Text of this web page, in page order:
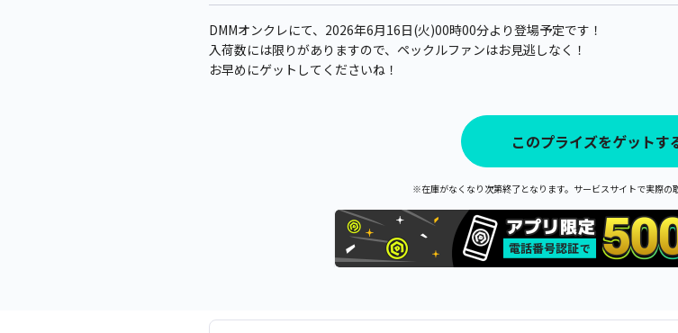
DMMオンクレにて、2026年6月16日(火)00時00分より登場予定です！
入荷数には限りがありますので、ペックルファンはお見逃しなく！
お早めにゲットしてくださいね！
このプライズをゲットす
※在庫がなくなり次第終了となります。サービスサイトで実際の